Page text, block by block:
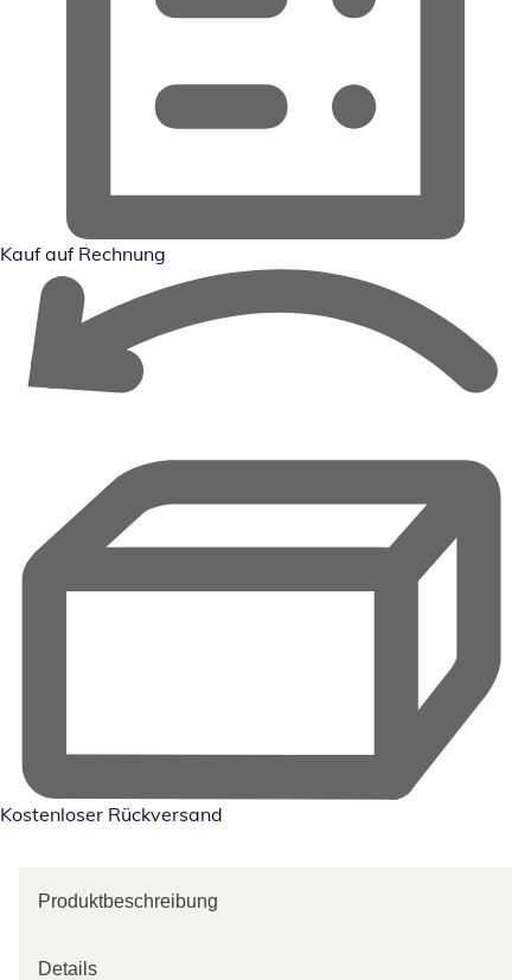
Kauf auf Rechnung
Kostenloser Rückversand
Produktbeschreibung
Details